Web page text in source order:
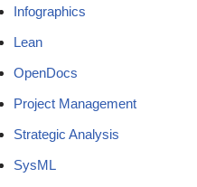
Infographics
Lean
OpenDocs
Project Management
Strategic Analysis
SysML